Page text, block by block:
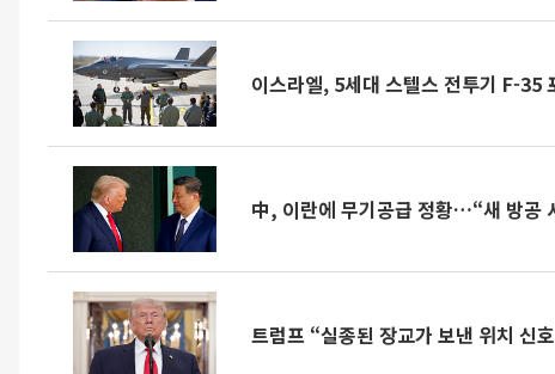
이스라엘, 5세대 스텔스 전투기 F-35
中, 이란에 무기공급 정황…“새 방공
트럼프 “실종된 장교가 보낸 위치 신